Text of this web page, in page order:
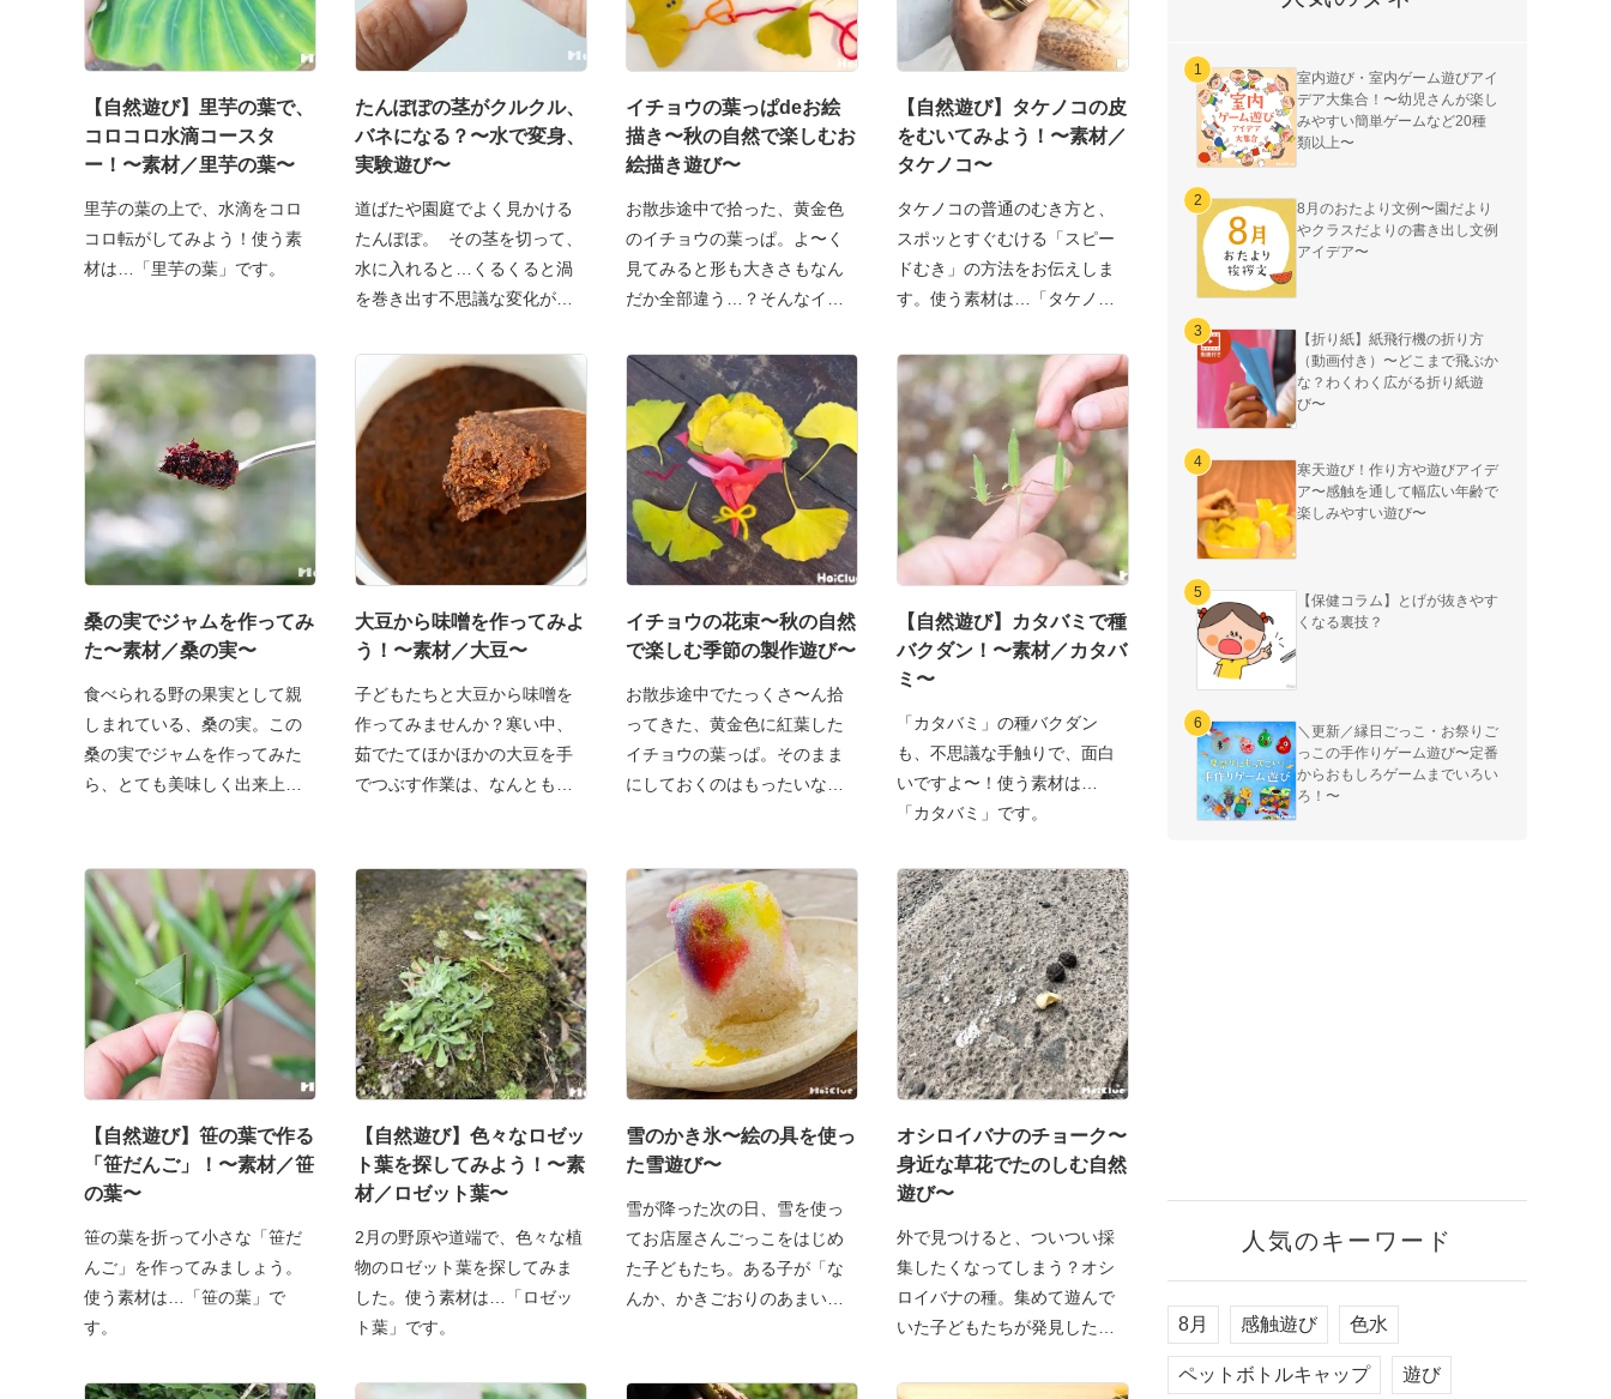
【自然遊び】里芋の葉で、
コロコロ水滴コースタ
ー！〜素材／里芋の葉〜
里芋の葉の上で、水滴をコロ
コロ転がしてみよう！使う素
材は…「里芋の葉」です。
たんぽぽの茎がクルクル、
バネになる？〜水で変身、
実験遊び〜
道ばたや園庭でよく見かける
たんぽぽ。 その茎を切って、
水に入れると…くるくると渦
を巻き出す不思議な変化が楽
イチョウの葉っぱdeお絵
描き〜秋の自然で楽しむお
絵描き遊び〜
お散歩途中で拾った、黄金色
のイチョウの葉っぱ。よ〜く
見てみると形も大きさもなん
だか全部違う…？そんなイチ
【自然遊び】タケノコの皮
をむいてみよう！〜素材／
タケノコ〜
タケノコの普通のむき方と、
スポッとすぐむける「スピー
ドむき」の方法をお伝えしま
す。使う素材は…「タケノコ
桑の実でジャムを作ってみ
た〜素材／桑の実〜
食べられる野の果実として親
しまれている、桑の実。この
桑の実でジャムを作ってみた
ら、とても美味しく出来上が
大豆から味噌を作ってみよ
う！〜素材／大豆〜
子どもたちと大豆から味噌を
作ってみませんか？寒い中、
茹でたてほかほかの大豆を手
でつぶす作業は、なんとも心
イチョウの花束〜秋の自然
で楽しむ季節の製作遊び〜
お散歩途中でたっくさ〜ん拾
ってきた、黄金色に紅葉した
イチョウの葉っぱ。そのまま
にしておくのはもったいない
【自然遊び】カタバミで種
バクダン！〜素材／カタバ
ミ〜
「カタバミ」の種バクダン
も、不思議な手触りで、面白
いですよ〜！使う素材は…
「カタバミ」です。
【自然遊び】笹の葉で作る
「笹だんご」！〜素材／笹
の葉〜
笹の葉を折って小さな「笹だ
んご」を作ってみましょう。
使う素材は…「笹の葉」で
す。
【自然遊び】色々なロゼッ
ト葉を探してみよう！〜素
材／ロゼット葉〜
2月の野原や道端で、色々な植
物のロゼット葉を探してみま
した。使う素材は…「ロゼッ
ト葉」です。
雪のかき氷〜絵の具を使っ
た雪遊び〜
雪が降った次の日、雪を使っ
てお店屋さんごっこをはじめ
た子どもたち。ある子が「な
んか、かきごおりのあまいシ
オシロイバナのチョーク〜
身近な草花でたのしむ自然
遊び〜
外で見つけると、ついつい採
集したくなってしまう？オシ
ロイバナの種。集めて遊んで
いた子どもたちが発見した遊
室内遊び・室内ゲーム遊びアイ
デア大集合！〜幼児さんが楽し
みやすい簡単ゲームなど20種
類以上〜
8月のおたより文例〜園だより
やクラスだよりの書き出し文例
アイデア〜
【折り紙】紙飛行機の折り方
（動画付き）〜どこまで飛ぶか
な？わくわく広がる折り紙遊
び〜
寒天遊び！作り方や遊びアイデ
ア〜感触を通して幅広い年齢で
楽しみやすい遊び〜
【保健コラム】とげが抜きやす
くなる裏技？
＼更新／縁日ごっこ・お祭りご
っこの手作りゲーム遊び〜定番
からおもしろゲームまでいろい
ろ！〜
人気のキーワード
8月 感触遊び 色水
ペットボトルキャップ 遊び